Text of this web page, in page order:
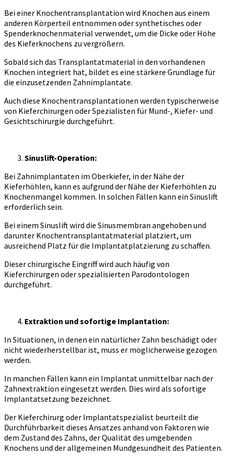
Bei einer Knochentransplantation wird Knochen aus einem
anderen Körperteil entnommen oder synthetisches oder
Spenderknochenmaterial verwendet, um die Dicke oder Höhe
des Kieferknochens zu vergrößern.
Sobald sich das Transplantatmaterial in den vorhandenen
Knochen integriert hat, bildet es eine stärkere Grundlage für
die einzusetzenden Zahnimplantate.
Auch diese Knochentransplantationen werden typischerweise
von Kieferchirurgen oder Spezialisten für Mund-, Kiefer- und
Gesichtschirurgie durchgeführt.
Sinuslift-Operation:
Bei Zahnimplantaten im Oberkiefer, in der Nähe der
Kieferhöhlen, kann es aufgrund der Nähe der Kieferhöhlen zu
Knochenmangel kommen. In solchen Fällen kann ein Sinuslift
erforderlich sein.
Bei einem Sinuslift wird die Sinusmembran angehoben und
darunter Knochentransplantatmaterial platziert, um
ausreichend Platz für die Implantatplatzierung zu schaffen.
Dieser chirurgische Eingriff wird auch häufig von
Kieferchirurgen oder spezialisierten Parodontologen
durchgeführt.
Extraktion und sofortige Implantation:
In Situationen, in denen ein natürlicher Zahn beschädigt oder
nicht wiederherstellbar ist, muss er möglicherweise gezogen
werden.
In manchen Fällen kann ein Implantat unmittelbar nach der
Zahnextraktion eingesetzt werden. Dies wird als sofortige
Implantatsetzung bezeichnet.
Der Kieferchirurg oder Implantatspezialist beurteilt die
Durchführbarkeit dieses Ansatzes anhand von Faktoren wie
dem Zustand des Zahns, der Qualität des umgebenden
Knochens und der allgemeinen Mundgesundheit des Patienten.